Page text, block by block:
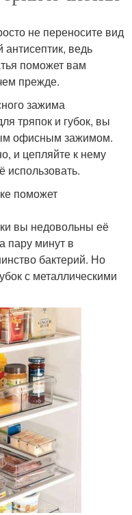
не переносите вид
антисептик, ведь
поможет вам
прежде.
зажима
тряпок и губок, вы
офисным зажимом.
и цепляйте к нему
использовать.
поможет
вы недовольны её
пару минут в
бактерий. Но
с металлическими